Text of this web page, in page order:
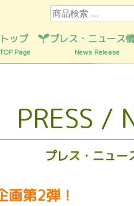
トップ
TOP Page
プレス・ニュース
News Release
検索
PRESS /
プレス・ニュー
第2弾！